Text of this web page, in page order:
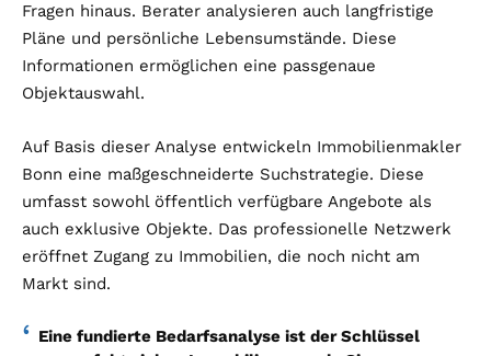
Fragen hinaus. Berater analysieren auch langfristige
Pläne und persönliche Lebensumstände. Diese
Informationen ermöglichen eine passgenaue
Objektauswahl.
Auf Basis dieser Analyse entwickeln Immobilienmakler
Bonn eine maßgeschneiderte Suchstrategie. Diese
umfasst sowohl öffentlich verfügbare Angebote als
auch exklusive Objekte. Das professionelle Netzwerk
eröffnet Zugang zu Immobilien, die noch nicht am
Markt sind.
Eine fundierte Bedarfsanalyse ist der Schlüssel